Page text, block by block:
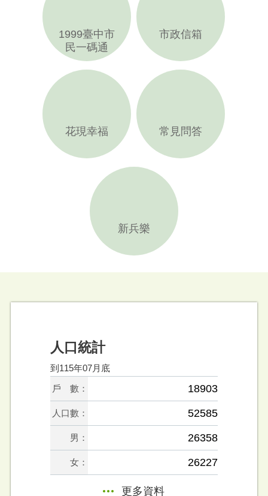
1999臺中市
民一碼通
市政信箱
花現幸福 常見問答
新兵樂
人口統計
到115年07月底
戶 數：
18903
人口數： 52585
男： 26358
女： 26227
更多資料